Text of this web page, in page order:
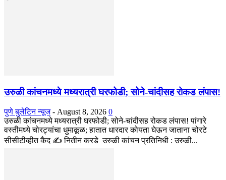
उरुळी कांचनमध्ये मध्यरात्री घरफोडी; सोने-चांदीसह रोकड लंपास!
पुणे बुलेटिन न्यूज - August 8, 2026 0
उरुळी कांचनमध्ये मध्यरात्री घरफोडी; सोने-चांदीसह रोकड लंपास! पांगारे
वस्तीमध्ये चोरट्यांचा धुमाकूळ; हातात धारदार कोयता घेऊन जाताना चोरटे
सीसीटीव्हीत कैद ✍️ नितीन करडे उरुळी कांचन प्रतिनिधी : उरुळी...